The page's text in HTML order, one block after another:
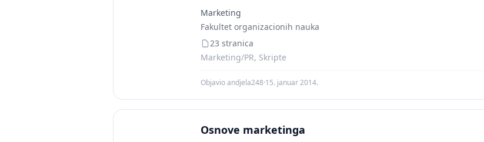
Marketing
Fakultet organizacionih nauka
23 stranica
Marketing/PR, Skripte
Objavio andjela248·15. januar 2014.
Osnove marketinga